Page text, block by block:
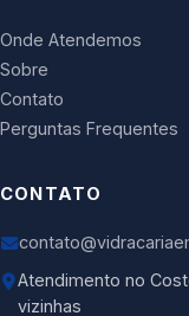
Onde Atendemos
Sobre
Contato
Perguntas Frequentes
CONTATO
Atendimento no
vizinhas